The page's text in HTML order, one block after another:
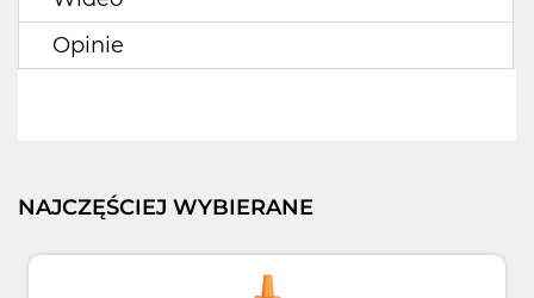
Opinie
NAJCZĘŚCIEJ WYBIERANE